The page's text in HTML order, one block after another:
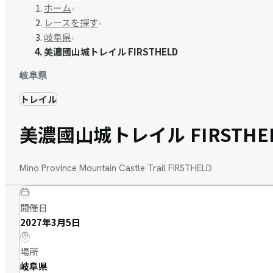
ホーム›
レースを探す›
岐阜県›
美濃國山城トレイル FIRSTHELD
岐阜県
トレイル
美濃國山城トレイル
Mino Province Mountain Castle Trail FIRSTHELD
開催日
2027年3月5日
場所
岐阜県